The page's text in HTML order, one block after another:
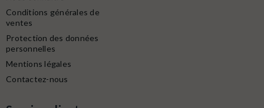
Conditions générales de
ventes
Protection des données
personnelles
Mentions légales
Contactez-nous